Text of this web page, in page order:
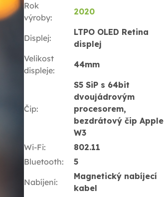
Rok
výroby:
2020
Displej:
LTPO OLED Retina
displej
Velikost
displeje:
44mm
Čip:
S5 SiP s 64bit
dvoujádrovým
procesorem,
bezdrátový čip Apple
W3
Wi-Fi:
802.11
Bluetooth: 5
Nabíjení:
Magnetický nabíjecí
kabel